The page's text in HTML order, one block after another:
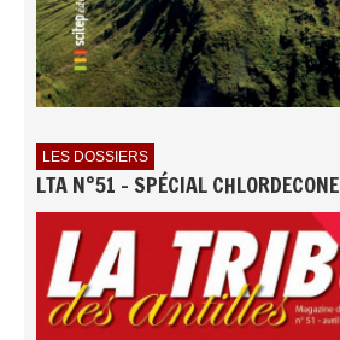
LES DOSSIERS
LTA N°51 - SPÉCIAL CHLORDECONE